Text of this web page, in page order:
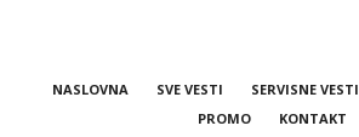
NASLOVNA SVE VESTI SERVISNE VESTI
PROMO
KONTAKT